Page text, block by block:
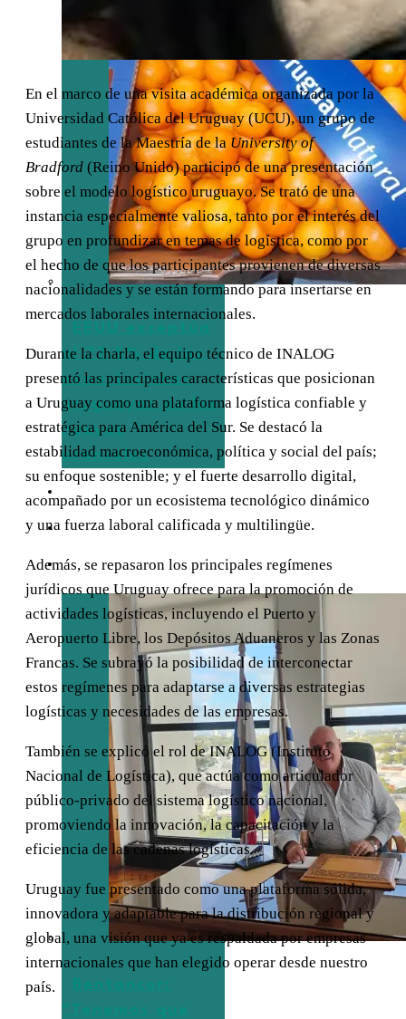
EEUU exceptúa
al 77,5% de las
exportaciones
uruguayas de los
nuevos
aranceles
EMPRESAS
ENTREVISTAS
Bentancor:
“Tenemos que
En el marco de una visita académica organizada por la
Universidad Católica del Uruguay (UCU), un grupo de
estudiantes de la Maestría de la University of
Bradford (Reino Unido) participó de una presentación
sobre el modelo logístico uruguayo. Se trató de una
instancia especialmente valiosa, tanto por el interés del
grupo en profundizar en temas de logística, como por
el hecho de que los participantes provienen de diversas
nacionalidades y se están formando para insertarse en
mercados laborales internacionales.
Durante la charla, el equipo técnico de INALOG
presentó las principales características que posicionan
a Uruguay como una plataforma logística confiable y
estratégica para América del Sur. Se destacó la
estabilidad macroeconómica, política y social del país;
su enfoque sostenible; y el fuerte desarrollo digital,
acompañado por un ecosistema tecnológico dinámico
y una fuerza laboral calificada y multilingüe.
Además, se repasaron los principales regímenes
jurídicos que Uruguay ofrece para la promoción de
actividades logísticas, incluyendo el Puerto y
Aeropuerto Libre, los Depósitos Aduaneros y las Zonas
Francas. Se subrayó la posibilidad de interconectar
estos regímenes para adaptarse a diversas estrategias
logísticas y necesidades de las empresas.
También se explicó el rol de INALOG (Instituto
Nacional de Logística), que actúa como articulador
público-privado del sistema logístico nacional,
promoviendo la innovación, la capacitación y la
eficiencia de las cadenas logísticas.
Uruguay fue presentado como una plataforma sólida,
innovadora y adaptable para la distribución regional y
global, una visión que ya es respaldada por empresas
internacionales que han elegido operar desde nuestro
país.